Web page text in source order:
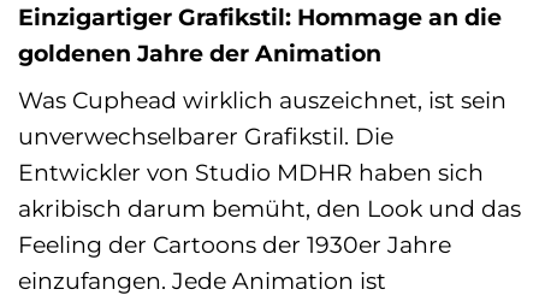
Einzigartiger Grafikstil: Hommage an die
goldenen Jahre der Animation
Was Cuphead wirklich auszeichnet, ist sein
unverwechselbarer Grafikstil. Die
Entwickler von Studio MDHR haben sich
akribisch darum bemüht, den Look und das
Feeling der Cartoons der 1930er Jahre
einzufangen. Jede Animation ist